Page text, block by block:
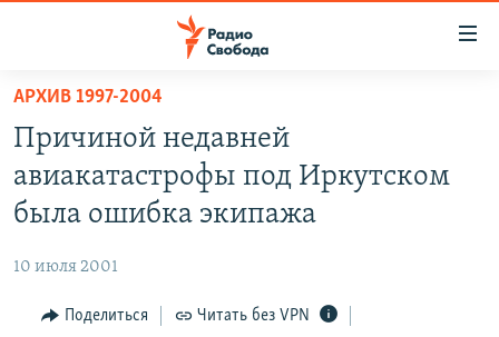
упрощенного
доступа
основному
Вернутся
ПОДКАСТЫ
АВТОРСКИЕ ПРОЕКТЫ
МНЕНИЯ
КУЛЬТУРА
АРХИВ 1997-2004
Причиной недавней
авиакатастрофы под Иркутском
была ошибка экипажа
10 июля 2001
Поделиться Читать без VPN